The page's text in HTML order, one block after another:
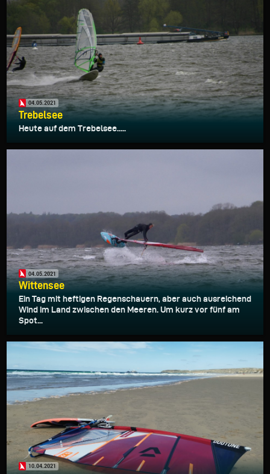
04.05.2021
Trebelsee
Heute auf dem Trebelsee.....
04.05.2021
Wittensee
Ein Tag mit heftigen Regenschauern, aber auch ausreichend
Wind im Land zwischen den Meeren. Um kurz vor fünf am
Spot...
10.04.2021